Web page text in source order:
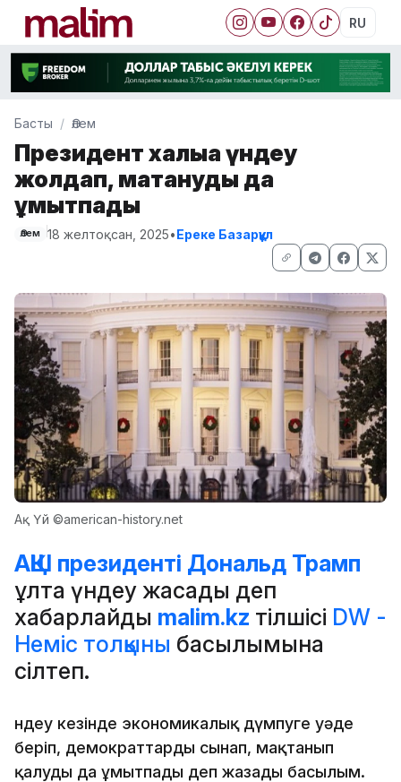
RU
Басты Әлем
Президент халыққа үндеу
жолдап, мақтануды да
ұмытпады
Әлем 18 желтоқсан, 2025•Ереке Базарқұл
Ақ Үй ©american-history.net
АҚШ президенті Дональд Трамп
ұлтқа үндеу жасады деп
хабарлайды malim.kz тілшісі DW -
Неміс толқыны басылымына
сілтеп.
Үндеу кезінде экономикалық дүмпуге уәде
беріп, демократтарды сынап, мақтанып
қалуды да ұмытпады деп жазады басылым.